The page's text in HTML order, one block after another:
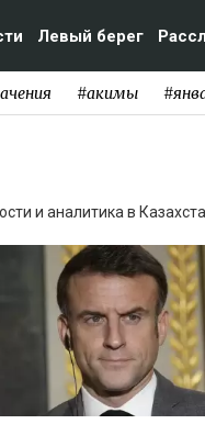
Левый берег
#акимы
и аналитика в